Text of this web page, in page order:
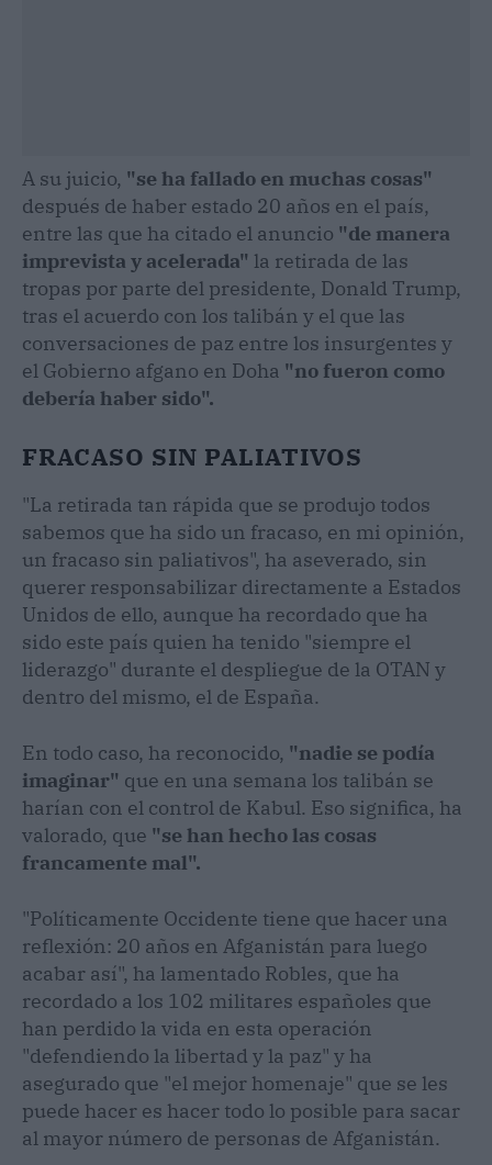
A su juicio, "se ha fallado en muchas cosas"
después de haber estado 20 años en el país,
entre las que ha citado el anuncio "de manera
imprevista y acelerada" la retirada de las
tropas por parte del presidente, Donald Trump,
tras el acuerdo con los talibán y el que las
conversaciones de paz entre los insurgentes y
el Gobierno afgano en Doha "no fueron como
debería haber sido".
FRACASO SIN PALIATIVOS
"La retirada tan rápida que se produjo todos
sabemos que ha sido un fracaso, en mi opinión,
un fracaso sin paliativos", ha aseverado, sin
querer responsabilizar directamente a Estados
Unidos de ello, aunque ha recordado que ha
sido este país quien ha tenido "siempre el
liderazgo" durante el despliegue de la OTAN y
dentro del mismo, el de España.
En todo caso, ha reconocido, "nadie se podía
imaginar" que en una semana los talibán se
harían con el control de Kabul. Eso significa, ha
valorado, que "se han hecho las cosas
francamente mal".
"Políticamente Occidente tiene que hacer una
reflexión: 20 años en Afganistán para luego
acabar así", ha lamentado Robles, que ha
recordado a los 102 militares españoles que
han perdido la vida en esta operación
"defendiendo la libertad y la paz" y ha
asegurado que "el mejor homenaje" que se les
puede hacer es hacer todo lo posible para sacar
al mayor número de personas de Afganistán.